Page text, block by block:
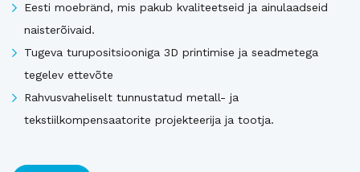
Eesti moebränd, mis pakub kvaliteetseid ja ainulaadseid
naisterõivaid.
Tugeva turupositsiooniga 3D printimise ja seadmetega
tegelev ettevõte
Rahvusvaheliselt tunnustatud metall- ja
tekstiilkompensaatorite projekteerija ja tootja.